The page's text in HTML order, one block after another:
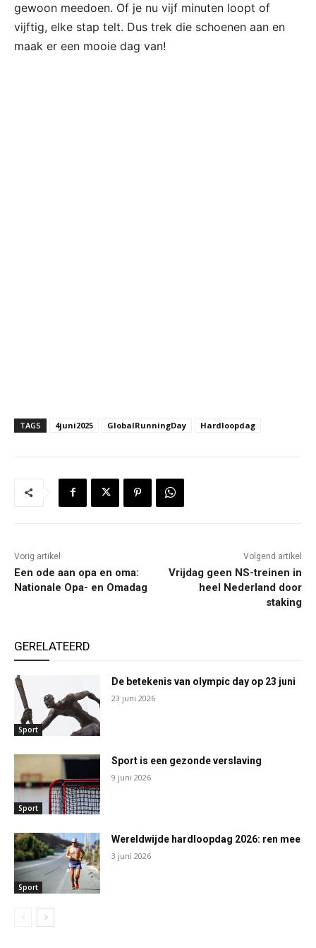
gewoon meedoen. Of je nu vijf minuten loopt of
vijftig, elke stap telt. Dus trek die schoenen aan en
maak er een mooie dag van!
TAGS 4juni2025 GlobalRunningDay Hardloopdag
Vorig artikel
Een ode aan opa en oma:
Nationale Opa- en Omadag
Volgend artikel
Vrijdag geen NS-treinen in
heel Nederland door
staking
GERELATEERD
Sport
De betekenis van olympic day op 23 juni
23 juni 2026
Sport
Sport is een gezonde verslaving
9 juni 2026
Sport
Wereldwijde hardloopdag 2026: ren mee
3 juni 2026